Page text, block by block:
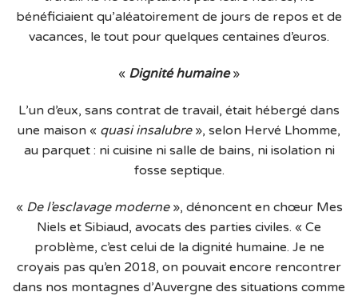
bénéficiaient qu’aléatoirement de jours de repos et de
vacances, le tout pour quelques centaines d’euros.
« Dignité humaine»
L’un d’eux, sans contrat de travail, était hébergé dans
une maison « quasi insalubre», selon Hervé Lhomme,
au parquet : ni cuisine ni salle de bains, ni isolation ni
fosse septique.
« De l’esclavage moderne», dénoncent en chœur Mes
Niels et Sibiaud, avocats des parties civiles. « Ce
problème, c’est celui de la dignité humaine. Je ne
croyais pas qu’en 2018, on pouvait encore rencontrer
dans nos montagnes d’Auvergne des situations comme